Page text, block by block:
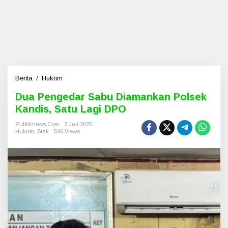
Berita / Hukrim
a
P
n
d
r
S
a
u
D
Dua Pengedar Sabu Diamankan Polsek
Kandis, Satu Lagi DPO
Publiknews.com
3 Juli 2025
Hukrim Siak 546 Views